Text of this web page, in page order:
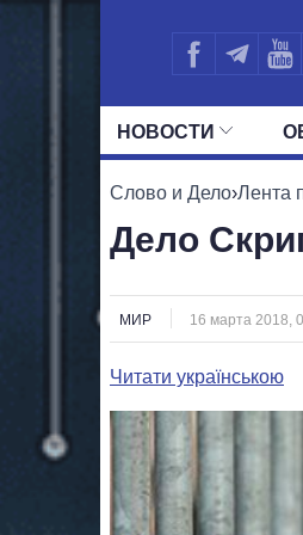
НОВОСТИ
ВСЕ
Слово и Дело›Лента
Дело
МИР 16 марта 2018,
Читати українською